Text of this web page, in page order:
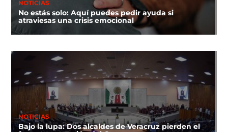
NOTICIAS
No estás solo: Aquí puedes pedir ayuda si
atraviesas una crisis emocional
NOTICIAS
Bajo la lupa: Dos alcaldes de Veracruz pierden el